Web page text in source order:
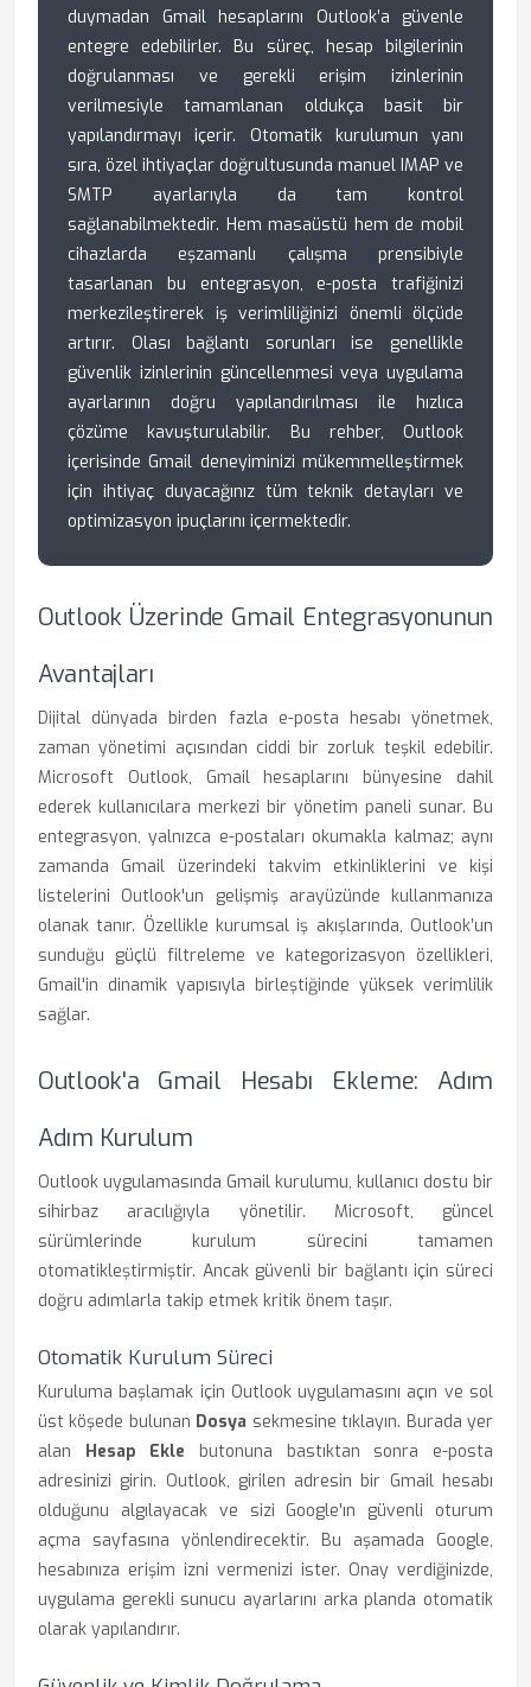
duymadan Gmail hesaplarını Outlook’a güvenle
entegre edebilirler. Bu süreç, hesap bilgilerinin
doğrulanması ve gerekli erişim izinlerinin
verilmesiyle tamamlanan oldukça basit bir
yapılandırmayı içerir. Otomatik kurulumun yanı
sıra, özel ihtiyaçlar doğrultusunda manuel IMAP ve
SMTP ayarlarıyla da tam kontrol
sağlanabilmektedir. Hem masaüstü hem de mobil
cihazlarda eşzamanlı çalışma prensibiyle
tasarlanan bu entegrasyon, e-posta trafiğinizi
merkezileştirerek iş verimliliğinizi önemli ölçüde
artırır. Olası bağlantı sorunları ise genellikle
güvenlik izinlerinin güncellenmesi veya uygulama
ayarlarının doğru yapılandırılması ile hızlıca
çözüme kavuşturulabilir. Bu rehber, Outlook
içerisinde Gmail deneyiminizi mükemmelleştirmek
için ihtiyaç duyacağınız tüm teknik detayları ve
optimizasyon ipuçlarını içermektedir.
Outlook Üzerinde Gmail Entegrasyonunun
Avantajları
Dijital dünyada birden fazla e-posta hesabı yönetmek,
zaman yönetimi açısından ciddi bir zorluk teşkil edebilir.
Microsoft Outlook, Gmail hesaplarını bünyesine dahil
ederek kullanıcılara merkezi bir yönetim paneli sunar. Bu
entegrasyon, yalnızca e-postaları okumakla kalmaz; aynı
zamanda Gmail üzerindeki takvim etkinliklerini ve kişi
listelerini Outlook'un gelişmiş arayüzünde kullanmanıza
olanak tanır. Özellikle kurumsal iş akışlarında, Outlook’un
sunduğu güçlü filtreleme ve kategorizasyon özellikleri,
Gmail'in dinamik yapısıyla birleştiğinde yüksek verimlilik
sağlar.
Outlook'a Gmail Hesabı Ekleme: Adım
Adım Kurulum
Outlook uygulamasında Gmail kurulumu, kullanıcı dostu bir
sihirbaz aracılığıyla yönetilir. Microsoft, güncel
sürümlerinde kurulum sürecini tamamen
otomatikleştirmiştir. Ancak güvenli bir bağlantı için süreci
doğru adımlarla takip etmek kritik önem taşır.
Otomatik Kurulum Süreci
Kuruluma başlamak için Outlook uygulamasını açın ve sol
üst köşede bulunan Dosya sekmesine tıklayın. Burada yer
alan Hesap Ekle butonuna bastıktan sonra e-posta
adresinizi girin. Outlook, girilen adresin bir Gmail hesabı
olduğunu algılayacak ve sizi Google'ın güvenli oturum
açma sayfasına yönlendirecektir. Bu aşamada Google,
hesabınıza erişim izni vermenizi ister. Onay verdiğinizde,
uygulama gerekli sunucu ayarlarını arka planda otomatik
olarak yapılandırır.